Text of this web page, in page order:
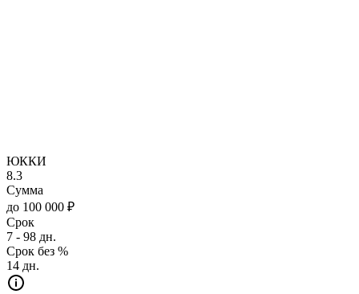
ЮККИ
8.3
Сумма
до 100 000 ₽
Срок
7 - 98 дн.
Срок без %
14 дн.